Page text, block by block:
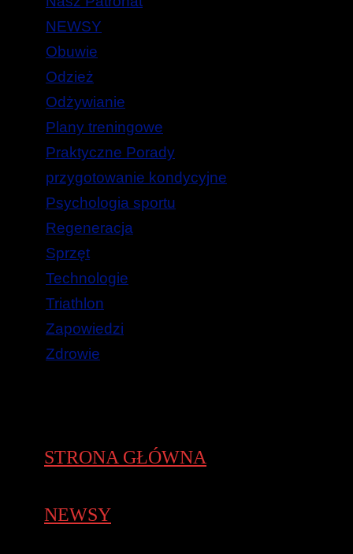
NEWSY
Obuwie
Odzież
Odżywianie
Plany treningowe
Praktyczne Porady
przygotowanie kondycyjne
Psychologia sportu
Regeneracja
Sprzęt
Technologie
Triathlon
Zapowiedzi
Zdrowie
STRONA GŁÓWNA
NEWSY